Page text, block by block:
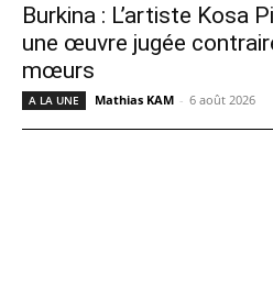
Burkina : L’artiste Kosa
une œuvre jugée
mœurs
A LA UNE Mathias KAM - 6 août 2026